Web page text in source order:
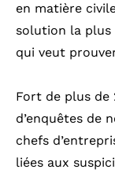
en matière
solution la plus
qui veut
Fort de plus de
d’enquêtes de
chefs
liées aux